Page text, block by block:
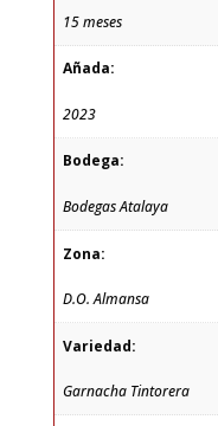
15 meses
Añada:
2023
Bodega:
Bodegas Atalaya
Zona:
D.O. Almansa
Variedad:
Garnacha Tintorera